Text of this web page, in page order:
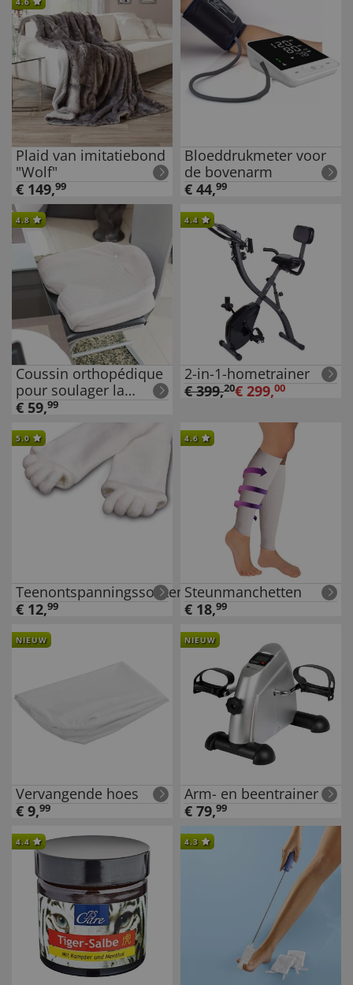
Plaid van imitatiebond
"Wolf"
€ 149,99
Bloeddrukmeter voor
de bovenarm
€ 44,99
4.8
Coussin orthopédique
pour soulager la
pression
€ 59,99
4.4
2-in-1-hometrainer
€399,20€ 299,00
5.0
Teenontspanningssokken
€ 12,99
4.6
Steunmanchetten
€ 18,99
NIEUW
Vervangende hoes
€ 9,99
NIEUW
Arm- en beentrainer
€ 79,99
4.4 4.3